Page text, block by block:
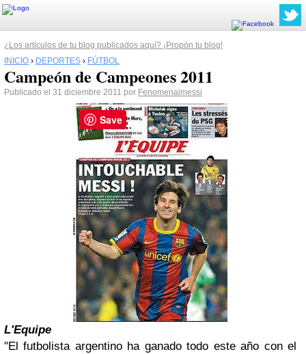
¿Los artículos de tu blog publicados aquí? ¡Propón tu blog!
INICIO › DEPORTES › FÚTBOL
Campeón de Campeones 2011
Publicado el 31 diciembre 2011 por Fenomenalmessi
L'Equipe
"El futbolista argentino ha ganado todo este año con el
Save